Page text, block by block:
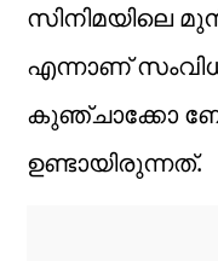
സിനിമയിലെ
എന്നാണ്
കുഞ്ചാക്കോ
ഉണ്ടായിരുന്നത്.